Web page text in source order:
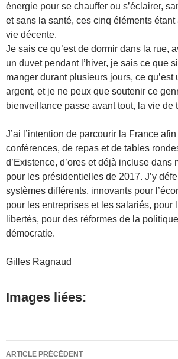
énergie pour se chauffer ou s’éclairer,
et sans la santé, ces cinq éléments
vie décente.
Je sais ce qu’est de dormir dans la rue,
un duvet pendant l’hiver, je sais ce que
manger durant plusieurs jours, ce qu’est
argent, et je ne peux que soutenir ce
bienveillance passe avant tout, la vie de
J’ai l’intention de parcourir la France
conférences, de repas et de tables
d’Existence, d’ores et déjà incluse dans
pour les présidentielles de 2017. J’y
systèmes différents, innovants pour
pour les entreprises et les salariés, pour
libertés, pour des réformes de la
démocratie.
Gilles Ragnaud
Images liées:
Navigation
ARTICLE PRÉCÉDENT